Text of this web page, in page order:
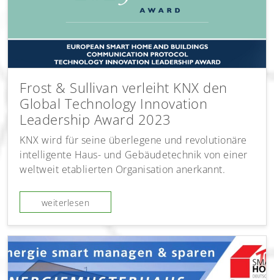
Frost & Sullivan verleiht KNX den
Global Technology Innovation
Leadership Award 2023
KNX wird für seine überlegene und revolutionäre
intelligente Haus- und Gebäudetechnik von einer
weltweit etablierten Organisation anerkannt.
weiterlesen